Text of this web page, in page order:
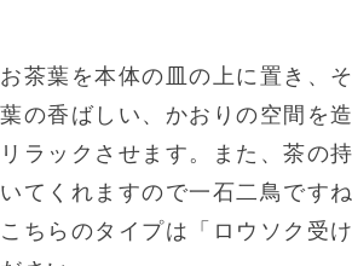
お茶葉を本体の皿の上に置き、
葉の香ばしい、かおりの空間を
リラックさせます。また、茶の
いてくれますので一石二鳥ですね
こちらのタイプは「ロウソク受